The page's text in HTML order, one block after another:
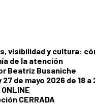
visibilidad y cultura:
de la atención
Beatriz Busaniche
27 de mayo 2026 de 18 a
CERRADA